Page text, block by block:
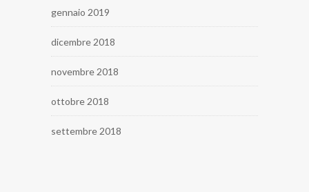
gennaio 2019
dicembre 2018
novembre 2018
ottobre 2018
settembre 2018